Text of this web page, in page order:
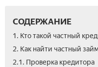
СОДЕРЖАНИЕ
1. Кто такой частный
2. Как найти частный
2.1. Проверка кредитора